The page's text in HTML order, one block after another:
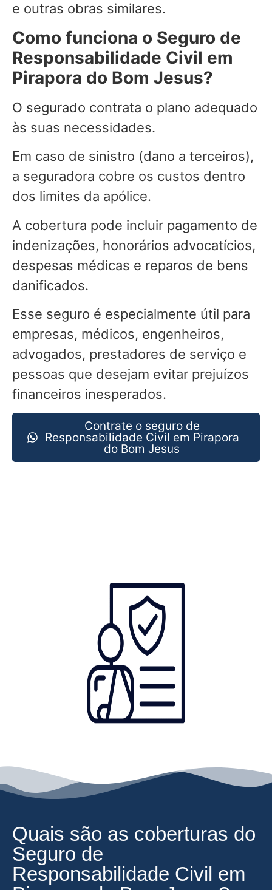
e outras obras similares.
Como funciona o Seguro de
Responsabilidade Civil em
Pirapora do Bom Jesus?
O segurado contrata o plano adequado
às suas necessidades.
Em caso de sinistro (dano a terceiros),
a seguradora cobre os custos dentro
dos limites da apólice.
A cobertura pode incluir pagamento de
indenizações, honorários advocatícios,
despesas médicas e reparos de bens
danificados.
Esse seguro é especialmente útil para
empresas, médicos, engenheiros,
advogados, prestadores de serviço e
pessoas que desejam evitar prejuízos
financeiros inesperados.
Contrate o seguro de
Responsabilidade Civil em Pirapora
do Bom Jesus
Quais são as coberturas do
Seguro de
Responsabilidade Civil em